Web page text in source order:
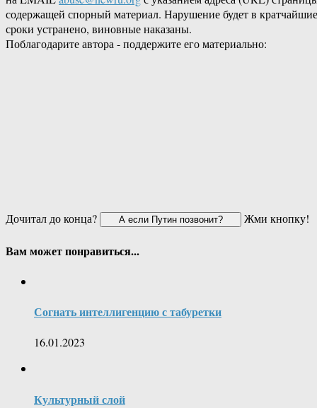
содержащей спорный материал. Нарушение будет в кратчайшие
сроки устранено, виновные наказаны.
Поблагодарите автора - поддержите его материально:
Дочитал до конца? Жми кнопку!
Вам может понравиться...
Согнать интеллигенцию с табуретки
16.01.2023
Культурный слой